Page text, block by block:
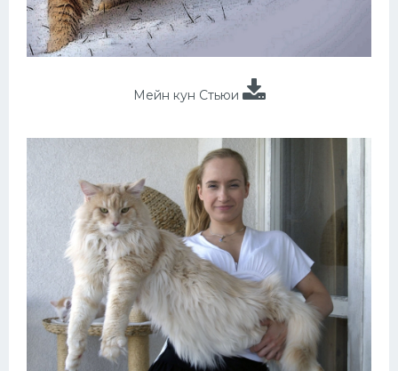
Мейн кун Стьюи